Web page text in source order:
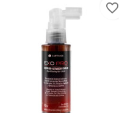
favorite_border